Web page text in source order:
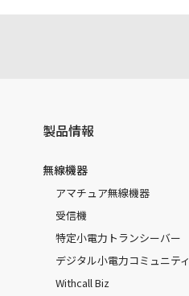
製品情報
無線機器
アマチュア無線機器
受信機
特定小電力トランシーバー
デジタル小電力コミュニテ
Withcall Biz